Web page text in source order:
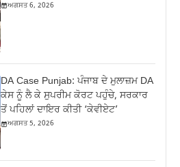
ਅਗਸਤ 6, 2026
DA Case Punjab: ਪੰਜਾਬ ਦੇ ਮੁਲਾਜ਼ਮ DA
ਕੇਸ ਨੂੰ ਲੈ ਕੇ ਸੁਪਰੀਮ ਕੋਰਟ ਪਹੁੰਚੇ, ਸਰਕਾਰ
ਤੋਂ ਪਹਿਲਾਂ ਦਾਇਰ ਕੀਤੀ ‘ਕੇਵੀਏਟ’
ਅਗਸਤ 5, 2026